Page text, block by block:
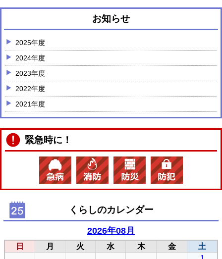
お知らせ
2025年度
2024年度
2023年度
2022年度
2021年度
緊急時に！
くらしのカレンダー